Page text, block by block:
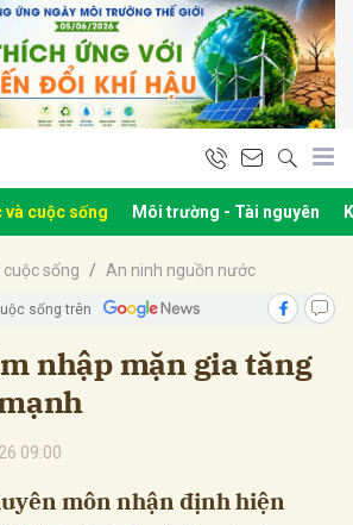
và cuộc sống Môi trường - Tài nguyên
cuộc sống An ninh nguồn nước
sống trên
nhập mặn gia tăng
09:00
môn nhận định hiện